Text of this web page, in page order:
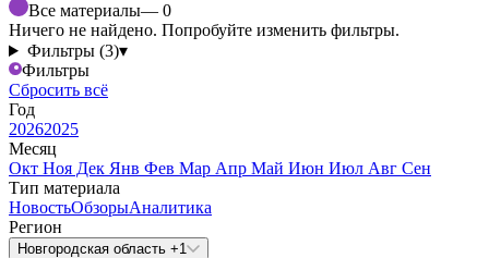
Все материалы— 0
Ничего не найдено. Попробуйте изменить фильтры.
Фильтры (3)▾
Фильтры
Сбросить всё
Год
20262025
Месяц
Окт Ноя Дек Янв Фев Мар Апр Май Июн Июл Авг Сен
Тип материала
НовостьОбзорыАналитика
Регион
Новгородская область +1